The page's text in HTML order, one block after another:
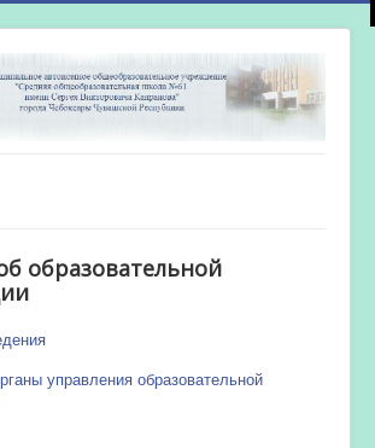
образовательной
управления образовательной